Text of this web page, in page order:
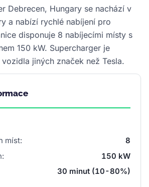
Debrecen, Hungary se nachází v
a nabízí rychlé nabíjení pro
disponuje 8 nabíjecími místy s
150 kW. Supercharger je
jiných značek než Tesla.
míst:
8
150 kW
30 minut (10-80%)